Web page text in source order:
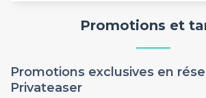
Une boisson offerte avec ton billet
Promotions et
Promotions exclusives en
Privateaser